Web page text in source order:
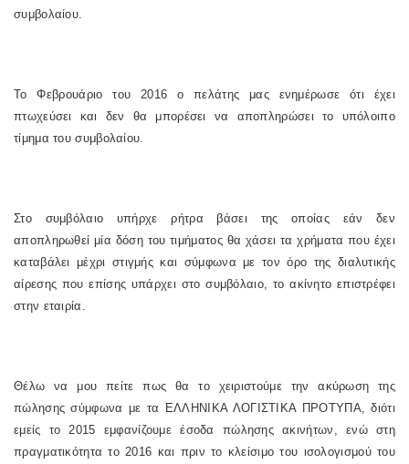
συμβολαίου.
Το Φεβρουάριο του 2016 ο πελάτης μας ενημέρωσε ότι έχει
πτωχεύσει και δεν θα μπορέσει να αποπληρώσει το υπόλοιπο
τίμημα του συμβολαίου.
Στο συμβόλαιο υπήρχε ρήτρα βάσει της οποίας εάν δεν
αποπληρωθεί μία δόση του τιμήματος θα χάσει τα χρήματα που έχει
καταβάλει μέχρι στιγμής και σύμφωνα με τον όρο της διαλυτικής
αίρεσης που επίσης υπάρχει στο συμβόλαιο, το ακίνητο επιστρέφει
στην εταιρία.
Θέλω να μου πείτε πως θα το χειριστούμε την ακύρωση της
πώλησης σύμφωνα με τα ΕΛΛΗΝΙΚΑ ΛΟΓΙΣΤΙΚΑ ΠΡΟΤΥΠΑ, διότι
εμείς το 2015 εμφανίζουμε έσοδα πώλησης ακινήτων, ενώ στη
πραγματικότητα το 2016 και πριν το κλείσιμο του ισολογισμού του